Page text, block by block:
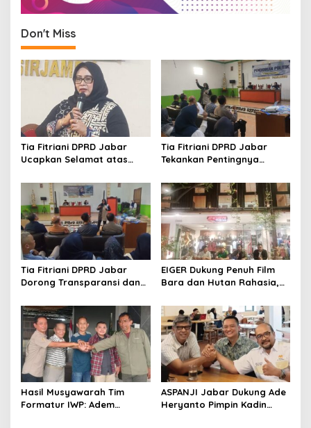
Don't Miss
Tia Fitriani DPRD Jabar
Ucapkan Selamat atas
Adem Sutisna sebagai
Ketua IWP Jabar
Tia Fitriani DPRD Jabar
Tekankan Pentingnya
Perkuat Kader NasDem di
Kabupaten Bandung
Tia Fitriani DPRD Jabar
Dorong Transparansi dan
Pemprov Jabar hingga
Tingkat Desa
EIGER Dukung Penuh Film
Bara dan Hutan Rahasia,
Pelajar Menonton
Hasil Musyawarah Tim
Formatur IWP: Adem
ASPANJI Jabar Dukung Ade
Heryanto Pimpin Kadin